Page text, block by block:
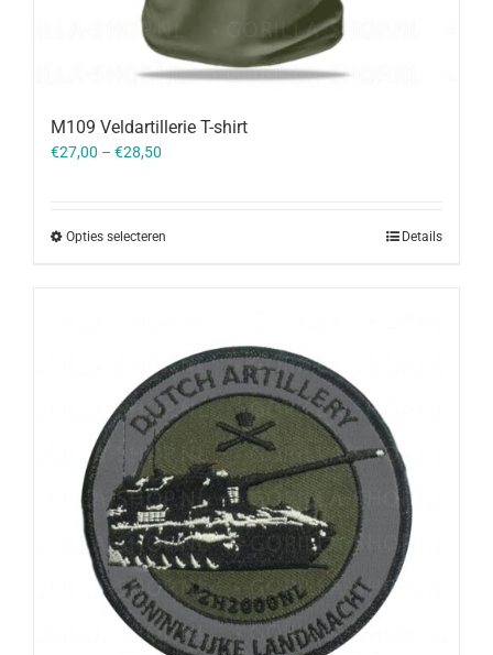
M109 Veldartillerie T-shirt
€27,00 – €28,50
Opties selecteren Details